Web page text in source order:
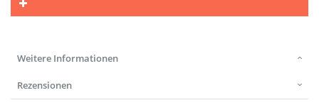
Weitere Informationen
Rezensionen